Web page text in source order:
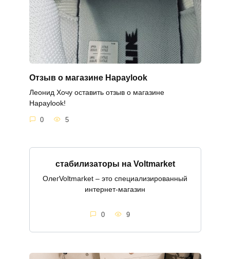
Отзыв о магазине Hapaylook
Леонид Хочу оставить отзыв о магазине
Hapaylook!
0 5
стабилизаторы на Voltmarket
ОлегVoltmarket – это специализированный
интернет-магазин
0 9